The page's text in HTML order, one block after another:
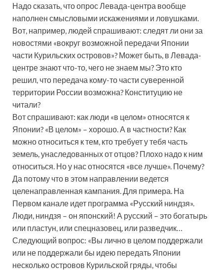
Надо сказать, что опрос Левада-центра вообще
наполнен смысловыми искажениями и ловушками.
Вот, например, людей спрашивают: следят ли они за
новостями «вокруг возможной передачи Японии
части Курильских островов»? Может быть, в Левада-
центре знают что-то, чего не знаем мы? Это кто
решил, что передача кому-то части суверенной
территории России возможна? Конституцию не
читали?
Вот спрашивают: как люди «в целом» относятся к
Японии? «В целом» – хорошо. А в частности? Как
можно относиться к тем, кто требует у тебя часть
земель, унаследованных от отцов? Плохо надо к ним
относиться. Но у нас относятся «все лучше». Почему?
Да потому что в этом направлении ведется
целенаправленная кампания. Для примера. На
Первом канале идет программа «Русский ниндзя».
Люди, ниндзя – он японский! А русский – это богатырь
или пластун, или спецназовец, или разведчик…
Следующий вопрос: «Вы лично в целом поддержали
или не поддержали бы идею передать Японии
несколько островов Курильской гряды, чтобы